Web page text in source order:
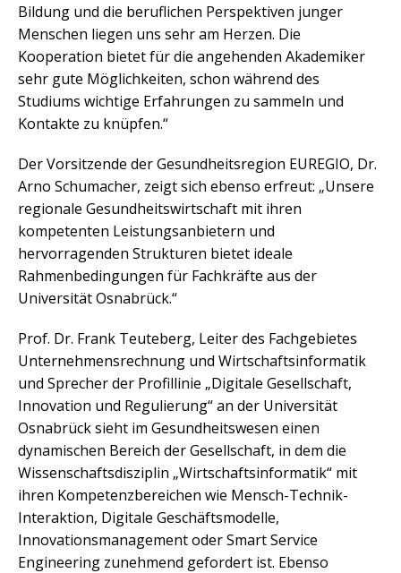
Bildung und die beruflichen Perspektiven junger
Menschen liegen uns sehr am Herzen. Die
Kooperation bietet für die angehenden Akademiker
sehr gute Möglichkeiten, schon während des
Studiums wichtige Erfahrungen zu sammeln und
Kontakte zu knüpfen.“
Der Vorsitzende der Gesundheitsregion EUREGIO, Dr.
Arno Schumacher, zeigt sich ebenso erfreut: „Unsere
regionale Gesundheitswirtschaft mit ihren
kompetenten Leistungsanbietern und
hervorragenden Strukturen bietet ideale
Rahmenbedingungen für Fachkräfte aus der
Universität Osnabrück.“
Prof. Dr. Frank Teuteberg, Leiter des Fachgebietes
Unternehmensrechnung und Wirtschaftsinformatik
und Sprecher der Profillinie „Digitale Gesellschaft,
Innovation und Regulierung“ an der Universität
Osnabrück sieht im Gesundheitswesen einen
dynamischen Bereich der Gesellschaft, in dem die
Wissenschaftsdisziplin „Wirtschaftsinformatik“ mit
ihren Kompetenzbereichen wie Mensch-Technik-
Interaktion, Digitale Geschäftsmodelle,
Innovationsmanagement oder Smart Service
Engineering zunehmend gefordert ist. Ebenso